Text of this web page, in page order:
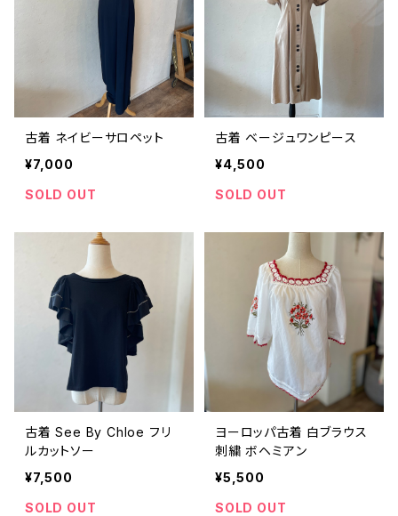
古着 ネイビーサロペット
¥7,000
SOLD OUT
古着 ベージュワンピース
¥4,500
SOLD OUT
古着 See By Chloe フリ
ルカットソー
¥7,500
SOLD OUT
ヨーロッパ古着 白ブラウス
刺繍 ボヘミアン
¥5,500
SOLD OUT